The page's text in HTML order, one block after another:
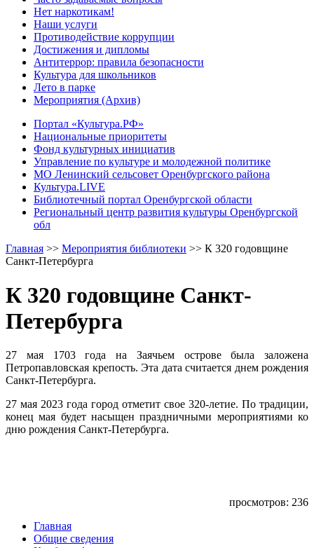
Нет наркотикам!
Наши услуги
Противодействие коррупции
Достижения и дипломы
Антитеррор: правила безопасности
Культура для школьников
Лето в парке
Мероприятия (Архив)
Портал «Культура.РФ»
Национальные приоритеты
Фонд культурных инициатив
Управление по культуре и молодежной политике
МО Ленинский сельсовет Оренбургского района
Культура.LIVE
Библиотечный портал Оренбургской области
Региональный центр развития культуры Оренбургской
обл
Главная >> Мероприятия библиотеки >> К 320 годовщине
Санкт-Петербурга
К 320 годовщине Санкт-
Петербурга
27 мая 1703 года на Заячьем острове была заложена
Петропавловская крепость. Эта дата считается днем рождения
Санкт-Петербурга.
27 мая 2023 года город отметит свое 320-летие. По традиции,
конец мая будет насыщен праздничными мероприятиями ко
дню рождения Санкт-Петербурга.
просмотров: 236
Главная
Общие сведения